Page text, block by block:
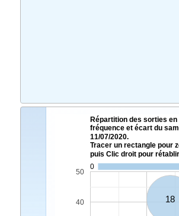
Répartition des sorties en
fréquence et écart du
11/07/2020.
Tracer un rectangle pour
puis Clic droit pour
0
18
40
50